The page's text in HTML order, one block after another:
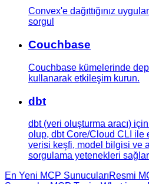
Convex'e dağıttığınız
sorgul
Couchbase
Couchbase kümelerinde
kullanarak etkileşim kurun.
dbt
dbt (veri oluşturma aracı)
olup, dbt Core/Cloud CLI ile
verisi keşfi, model bilgisi ve
sorgulama yetenekleri
En Yeni MCP SunucularıResmi